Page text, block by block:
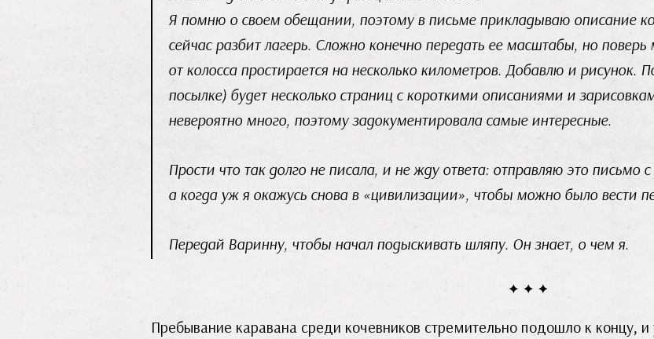
Я помню о своем обещании, поэтому в письме прикладываю описание
сейчас разбит лагерь. Сложно конечно передать ее масштабы, но поверь
от колосса простирается на несколько километров. Добавлю и
посылке) будет несколько страниц с короткими описаниями и
невероятно много, поэтому задокументировала самые интересные.
Прости что так долго не писала, и не жду ответа: отправляю это
а когда уж я окажусь снова в «цивилизации», чтобы можно было вести
Передай Варинну, чтобы начал подыскивать шляпу. Он знает, о чем я.
Пребывание каравана среди кочевников стремительно подошло к концу,